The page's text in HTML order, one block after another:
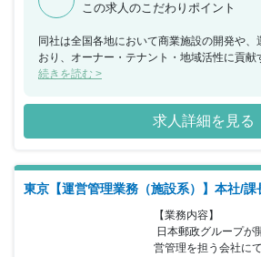
この求人のこだわりポイント
同社は全国各地において商業施設の開発や、
おり、オーナー・テナント・地域活性に貢献
最適な開発を行い、運営・管理を行っており
スホテルにおいては、現在全国に74店舗を
回、PM事業部にて物件の巡回点検やレポー
応など幅広い業務をご担当いただける方を募
働ける環境です。また、ワークバランス重視
プライベートを両立・充実させることもでき
続きを読む >
求人詳細を見る
東京【運営管理業務（施設系）】本社/課
【業務内容】
営管理を担う会社に